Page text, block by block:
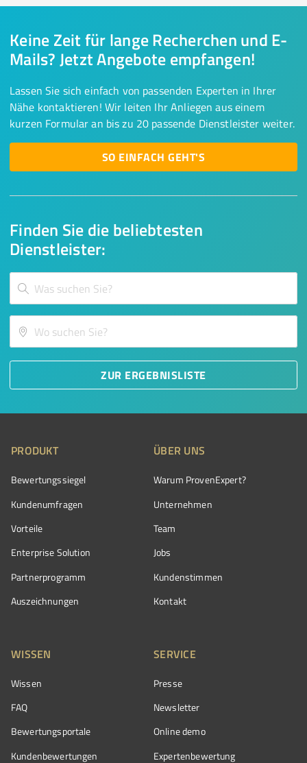
Finden Sie die beliebtesten
Dienstleister:
ZUR ERGEBNISLISTE
Keine Zeit für lange Recherchen und E-
Mails? Jetzt Angebote empfangen!
Lassen Sie sich einfach von passenden Experten in Ihrer
Nähe kontaktieren! Wir leiten Ihr Anliegen aus einem
kurzen Formular an bis zu 20 passende Dienstleister weiter.
SO EINFACH GEHT'S
PRODUKT
Bewertungssiegel
Kundenumfragen
Vorteile
Enterprise Solution
Partnerprogramm
Auszeichnungen
ÜBER UNS
Warum ProvenExpert?
Unternehmen
Team
Jobs
Kundenstimmen
Kontakt
WISSEN
Wissen
FAQ
Bewertungsportale
Kundenbewertungen
SERVICE
Presse
Newsletter
Online demo
Expertenbewertung